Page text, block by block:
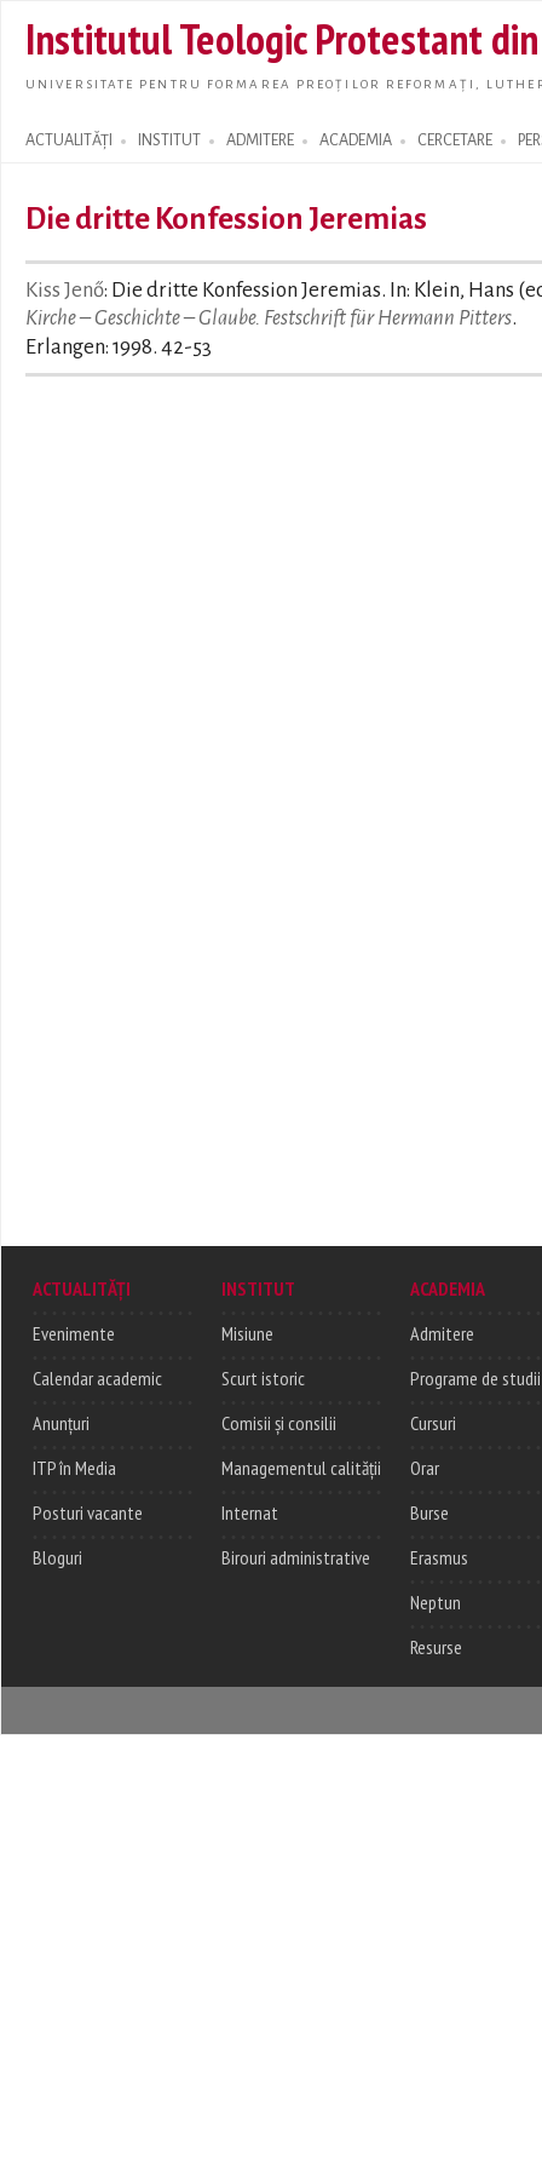
main
Institutul Teologic Protestant
UNIVERSITATE PENTRU FORMAREA PREOȚILOR REFORMAȚI,
ACTUALITĂȚI INSTITUT ADMITERE ACADEMIA CERCETARE
Search form
Die dritte Konfession Jeremias
Kiss Jenő: Die dritte Konfession Jeremias. In: Klein, Hans
Kirche – Geschichte – Glaube. Festschrift für Hermann Pitters.
Erlangen: 1998. 42-53
ACTUALITĂȚI
Evenimente
Calendar academic
Anunțuri
ITP în Media
Posturi vacante
Bloguri
INSTITUT
Misiune
Scurt istoric
Comisii și consilii
Managementul calității
Internat
Birouri administrative
ACADEMIA
Admitere
Programe de studii
Cursuri
Orar
Burse
Erasmus
Neptun
Resurse